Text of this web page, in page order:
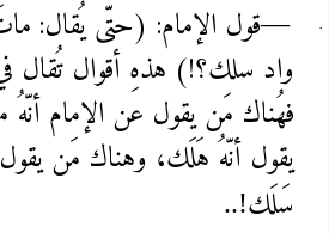
—قول الإمام: (حتّى يُقال:
واد سلك؟!) هذهِ أقوال تُقال
فهُناك مَن يقول عن الإمام
يقول أنّهُ هَلَك، وهناك مَن
سَلَك..!